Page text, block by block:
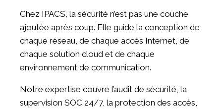
Chez IPACS, la sécurité n’est pas une couche
ajoutée après coup. Elle guide la conception de
chaque réseau, de chaque accès Internet, de
chaque solution cloud et de chaque
environnement de communication.
Notre expertise couvre l’audit de sécurité, la
supervision SOC 24/7, la protection des accès,